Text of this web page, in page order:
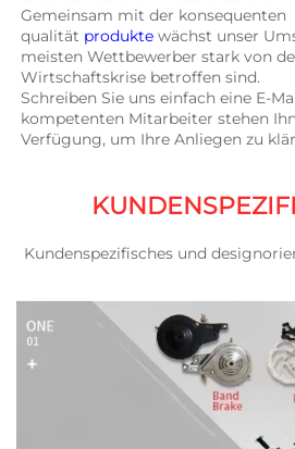
Gemeinsam mit der konsequenten
qualität produkte wächst unser
meisten Wettbewerber stark von
Wirtschaftskrise betroffen sind.
Schreiben Sie uns einfach eine E-
kompetenten Mitarbeiter stehen
Verfügung, um Ihre Anliegen zu
Kundenspezifisches und